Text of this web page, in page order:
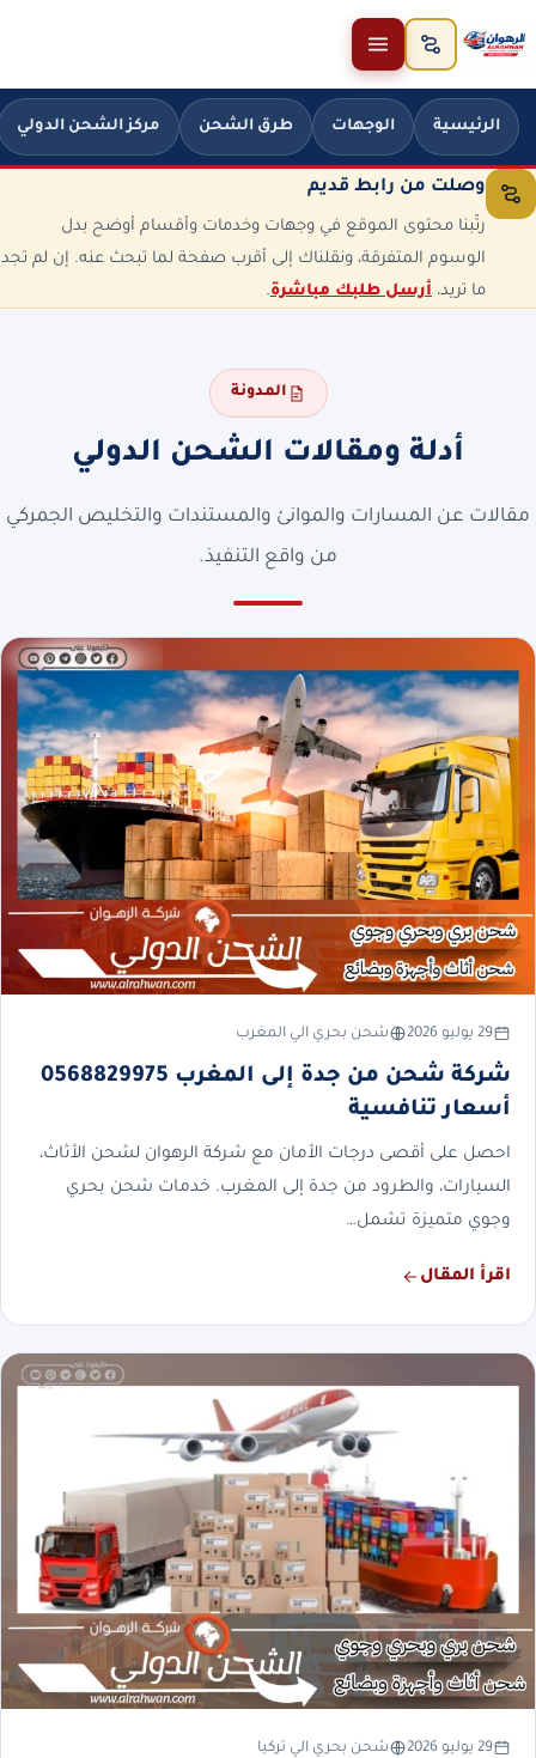
تخطَّ إلى المحتوى
الرئيسية الوجهات طرق الشحن مركز الشحن الدولي
وصلت من رابط قديم
رتّبنا محتوى الموقع في وجهات وخدمات وأقسام أوضح بدل
الوسوم المتفرقة، ونقلناك إلى أقرب صفحة لما تبحث عنه. إن لم تجد
ما تريد، أرسل طلبك مباشرة.
المدونة
أدلة ومقالات الشحن الدولي
مقالات عن المسارات والموانئ والمستندات والتخليص الجمركي
من واقع التنفيذ.
29 يوليو 2026 شحن بحري الي المغرب
شركة شحن من جدة إلى المغرب 0568829975
أسعار تنافسية
احصل على أقصى درجات الأمان مع شركة الرهوان لشحن الأثاث،
السيارات، والطرود من جدة إلى المغرب. خدمات شحن بحري
وجوي متميزة تشمل…
اقرأ المقال
29 يوليو 2026 شحن بحري الي تركيا